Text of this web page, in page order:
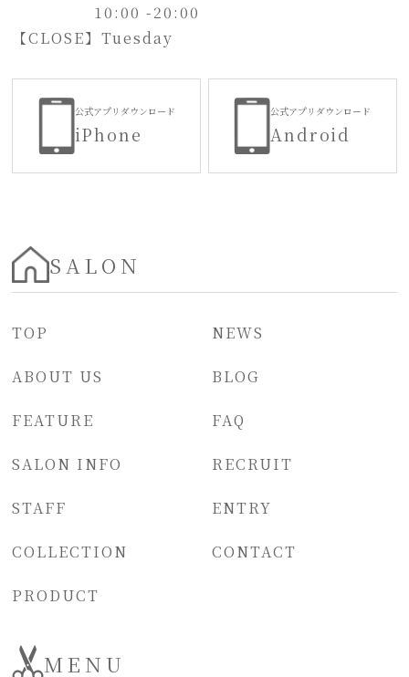
10:00 -20:00
【CLOSE】Tuesday
公式アプリダウンロード
iPhone
公式アプリダウンロード
Android
SALON
TOP
ABOUT US
FEATURE
SALON INFO
STAFF
COLLECTION
PRODUCT
NEWS
BLOG
FAQ
RECRUIT
ENTRY
CONTACT
MENU